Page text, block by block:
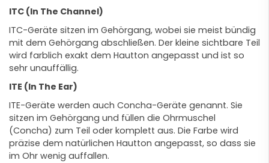
ITC (In The Channel)
ITC-Geräte sitzen im Gehörgang, wobei sie meist bündig
mit dem Gehörgang abschließen. Der kleine sichtbare Teil
wird farblich exakt dem Hautton angepasst und ist so
sehr unauffällig.
ITE (In The Ear)
ITE-Geräte werden auch Concha-Geräte genannt. Sie
sitzen im Gehörgang und füllen die Ohrmuschel
(Concha) zum Teil oder komplett aus. Die Farbe wird
präzise dem natürlichen Hautton angepasst, so dass sie
im Ohr wenig auffallen.